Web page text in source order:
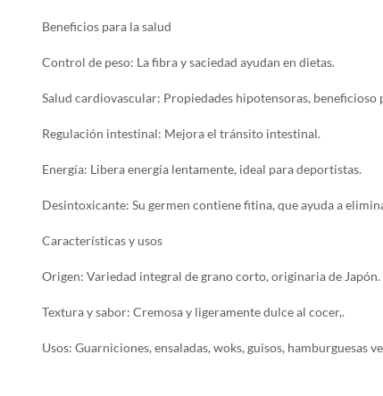
Beneficios para la salud
Control de peso: La fibra y saciedad ayudan en dietas.
Salud cardiovascular: Propiedades hipotensoras,
Regulación intestinal: Mejora el tránsito intestinal.
Energía: Libera energía lentamente, ideal para deportistas.
Desintoxicante: Su germen contiene fitina, que ayuda a
Características y usos
Origen: Variedad integral de grano corto, originaria de Japón.
Textura y sabor: Cremosa y ligeramente dulce al cocer,.
Usos: Guarniciones, ensaladas, woks, guisos, hamburguesas